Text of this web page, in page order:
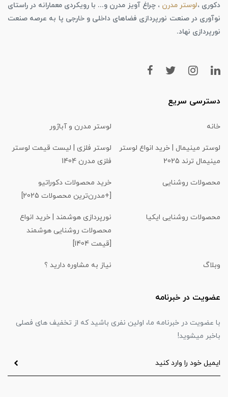
دکوری ،لوستر مدرن ، چراغ آویز مدرن و... با رویکردی معمارانه در راستای
نوآوری در صنعت نورپردازی فضاهای داخلی و خارجی پا به عرصه صنعت
نورپردازی نهاد.
دسترسی سریع
خانه لوستر مدرن و آباژور
لوستر مینیمال | خرید انواع لوستر
مینیمال ترند 2025
لوستر فلزی | لیست قیمت لوستر
فلزی مدرن 1404
محصولات روشنایی
خرید محصولات دکوراتیو
[+مدرن‌ترین محصولات 2025]
محصولات روشنایی ایکیا
نورپردازی هوشمند | خرید انواع
محصولات روشنایی هوشمند
[قیمت 1404]
وبلاگ نیاز به مشاوره دارید ؟
عضویت در خبرنامه
با عضویت در خبرنامه ما، اولین نفری باشید که از تخفیف های فصلی
باخبر میشوید!